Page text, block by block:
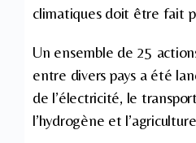
climatiques doit être fait
Un ensemble de 25
entre divers pays a été
de l’électricité, le
l’hydrogène et